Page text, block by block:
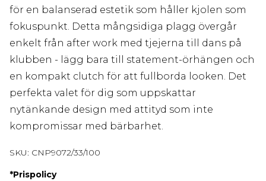
för en balanserad estetik som håller kjolen som
fokuspunkt. Detta mångsidiga plagg övergår
enkelt från after work med tjejerna till dans på
klubben - lägg bara till statement-örhängen och
en kompakt clutch för att fullborda looken. Det
perfekta valet för dig som uppskattar
nytänkande design med attityd som inte
kompromissar med bärbarhet.
SKU: CNP9072/33/100
*Prispolicy